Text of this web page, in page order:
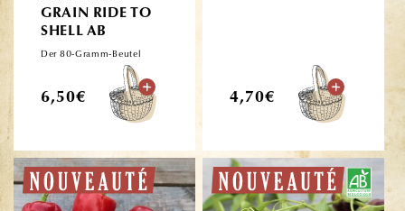
GRAIN RIDE TO
SHELL AB
Der 80-Gramm-Beutel
Normaler
6,50€
Normaler
4,70€